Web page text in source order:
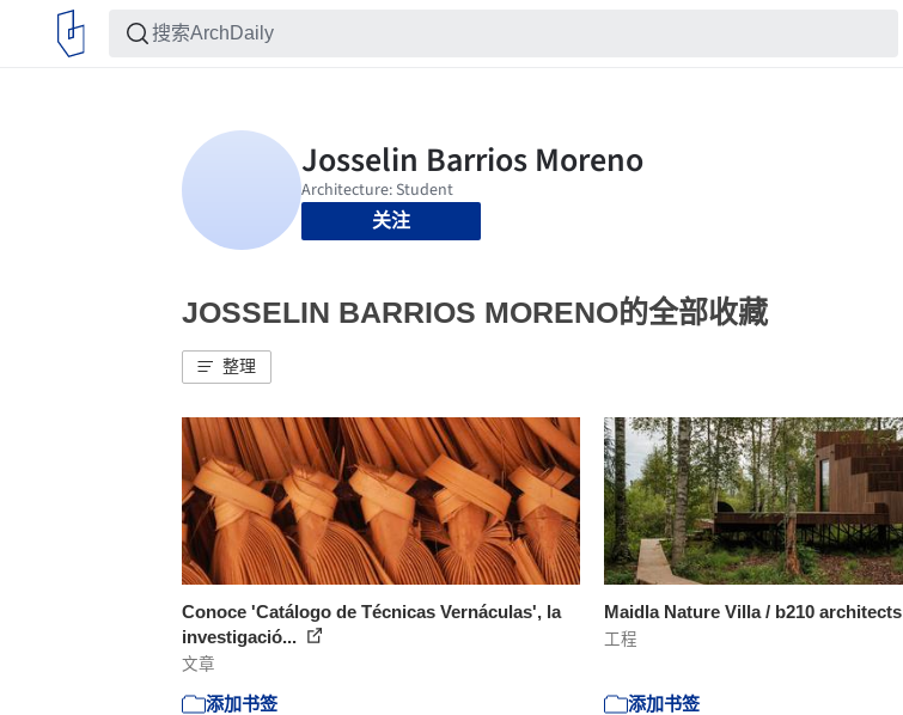
关注
JOSSELIN BARRIOS MORENO的全部收藏
整理
Conoce 'Catálogo de Técnicas Vernáculas', la
investigació...
文章
添加书签
Maidla Nature Villa / b210 architects
工程
添加书签